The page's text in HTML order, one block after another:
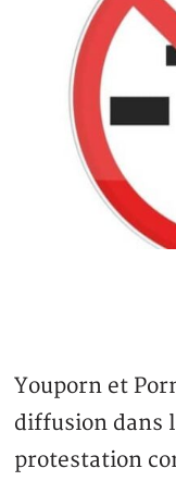
Youporn et
diffusion dans
protestation